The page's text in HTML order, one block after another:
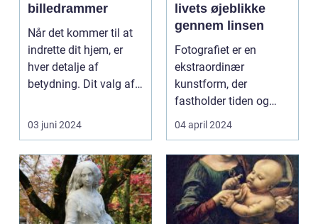
billedrammer
Når det kommer til at
indrette dit hjem, er
hver detalje af
betydning. Dit valg af
03 juni 2024
livets øjeblikke
gennem linsen
Fotografiet er en
ekstraordinær
kunstform, der
fastholder tiden og
fortæller historier uden
ord. En ...
04 april 2024